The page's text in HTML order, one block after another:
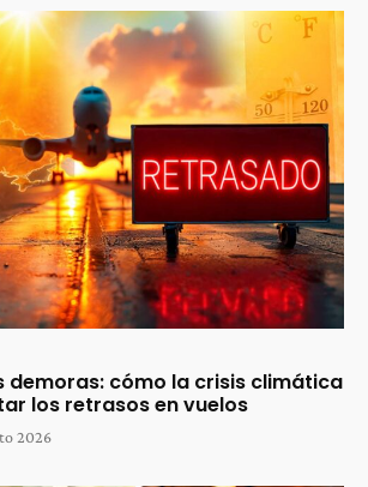
demoras: cómo la crisis climática
los retrasos en vuelos
2026